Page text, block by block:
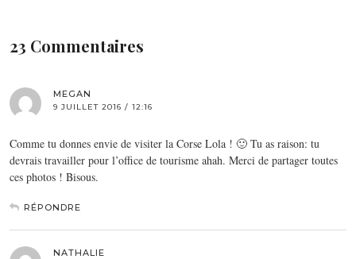
23 Commentaires
MEGAN
9 JUILLET 2016 / 12:16
Comme tu donnes envie de visiter la Corse Lola ! 🙂 Tu as raison: tu
devrais travailler pour l’office de tourisme ahah. Merci de partager toutes
ces photos ! Bisous.
RÉPONDRE
NATHALIE